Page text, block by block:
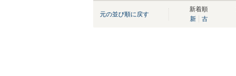
元の並び順に戻す
新着順
新
古